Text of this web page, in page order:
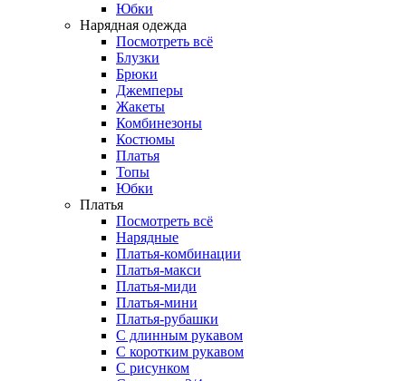
Юбки
Нарядная одежда
Посмотреть всё
Блузки
Брюки
Джемперы
Жакеты
Комбинезоны
Костюмы
Платья
Топы
Юбки
Платья
Посмотреть всё
Нарядные
Платья-комбинации
Платья-макси
Платья-миди
Платья-мини
Платья-рубашки
С длинным рукавом
С коротким рукавом
С рисунком